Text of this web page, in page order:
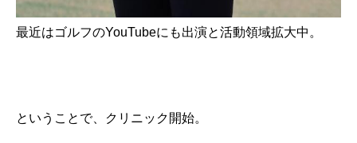
最近はゴルフのYouTubeにも出演と活動領域拡大中。
ということで、クリニック開始。